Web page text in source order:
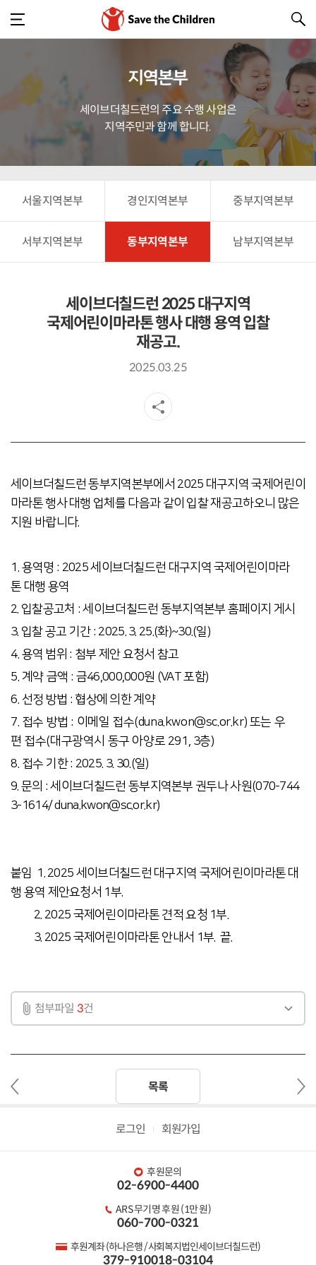
지역본부
세이브더칠드런의 주요 수행 사업은
지역주민과 함께 합니다.
서울지역본부 경인지역본부 중부지역본부
서부지역본부 동부지역본부 남부지역본부
세이브더칠드런 2025 대구지역
국제어린이마라톤 행사 대행 용역 입찰
재공고.
2025.03.25
세이브더칠드런 동부지역본부에서 2025 대구지역 국제어린이
마라톤 행사 대행 업체를 다음과 같이 입찰 재공고하오니 많은
지원 바랍니다.
1. 용역명 : 2025 세이브더칠드런 대구지역국제어린이마라
톤 대행 용역
2. 입찰공고처 : 세이브더칠드런 동부지역본부 홈페이지 게시
3. 입찰 공고 기간 : 2025. 3. 25.(화)~30.(일)
4. 용역 범위 : 첨부 제안 요청서 참고
5. 계약 금액 : 금46,000,000원 (VAT 포함)
6. 선정 방법 : 협상에 의한 계약
7. 접수 방법 : 이메일 접수(duna.kwon@sc.or.kr) 또는 우
편 접수(대구광역시 동구 아양로 291, 3층)
8. 접수 기한: 2025. 3. 30.(일)
9. 문의 :세이브더칠드런 동부지역본부 권두나 사원(070-744
3-1614/ duna.kwon@sc.or.kr)
붙임 1. 2025 세이브더칠드런 대구지역 국제어린이마라톤 대
행 용역 제안요청서 1부.
2. 2025 국제어린이마라톤 견적 요청 1부.
3. 2025 국제어린이마라톤 안내서 1부. 끝.
첨부파일 3건
목록
로그인
회원가입
후원문의
02-6900-4400
ARS 무기명 후원 (1만 원)
060-700-0321
후원계좌 (하나은행 / 사회복지법인세이브더칠드런)
379-910018-03104